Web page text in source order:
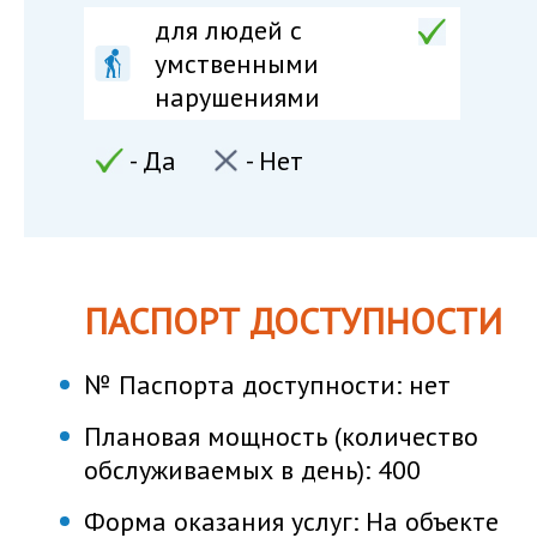
для людей c
умственными
нарушениями
- Да
- Нет
ПАСПОРТ ДОСТУПНОСТИ
№ Паспорта доступности: нет
Плановая мощность (количество
обслуживаемых в день): 400
Форма оказания услуг: На объекте